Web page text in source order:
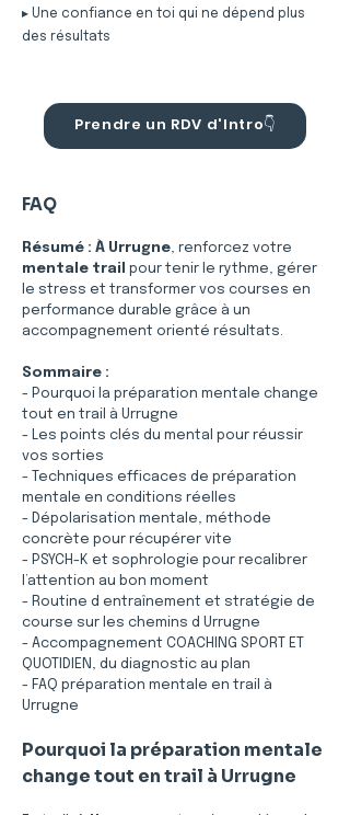
▸ Une confiance en toi qui ne dépend plus
des résultats
Prendre un RDV d'Intro👇
FAQ
Résumé : À Urrugne, renforcez votre
mentale trail
pour tenir le rythme, gérer
le stress et transformer vos courses en
performance durable grâce à un
accompagnement orienté résultats.
Sommaire :
- Pourquoi la préparation mentale change
tout en trail à Urrugne
- Les points clés du mental pour réussir
vos sorties
- Techniques efficaces de préparation
mentale en conditions réelles
- Dépolarisation mentale, méthode
concrète pour récupérer vite
- PSYCH-K et sophrologie pour recalibrer
l’attention au bon moment
- Routine d entraînement et stratégie de
course sur les chemins d Urrugne
- Accompagnement COACHING SPORT ET
QUOTIDIEN, du diagnostic au plan
- FAQ préparation mentale en trail à
Urrugne
Pourquoi la préparation mentale
change tout en trail à Urrugne